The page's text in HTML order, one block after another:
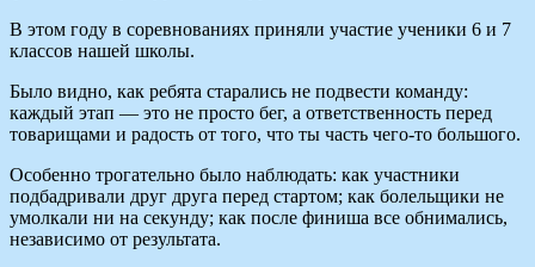
В этом году в соревнованиях приняли участие ученики 6 и 7
классов нашей школы.
Было видно, как ребята старались не подвести команду:
каждый этап — это не просто бег, а ответственность перед
товарищами и радость от того, что ты часть чего‑то большого.
Особенно трогательно было наблюдать: как участники
подбадривали друг друга перед стартом; как болельщики не
умолкали ни на секунду; как после финиша все обнимались,
независимо от результата.